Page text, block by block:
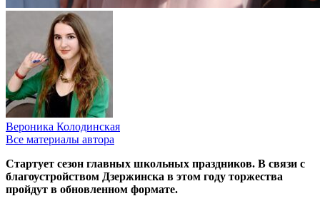
Вероника Колодинская
Все материалы автора
Стартует сезон главных школьных праздников. В связи с
благоустройством Дзержинска в этом году торжества
пройдут в обновленном формате.